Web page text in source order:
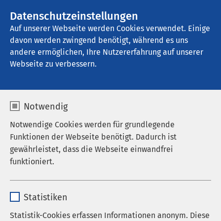
Datenschutzeinstellungen
Auf unserer Webseite werden Cookies verwendet. Einige
davon werden zwingend benötigt, während es uns
andere ermöglichen, Ihre Nutzererfahrung auf unserer
Webseite zu verbessern.
Notwendig
Notwendige Cookies werden für grundlegende
Funktionen der Webseite benötigt. Dadurch ist
gewährleistet, dass die Webseite einwandfrei
funktioniert.
Anbieter sgalinski
Statistiken
Statistik-Cookies erfassen Informationen anonym. Diese
AMEOS Klinikum St. Clemens Oberhausen
Frauenheilkunde und
Geburtshilfe
Modernste Medizin und
Fürsorge für Frauen,
Mütter und Neugeborene